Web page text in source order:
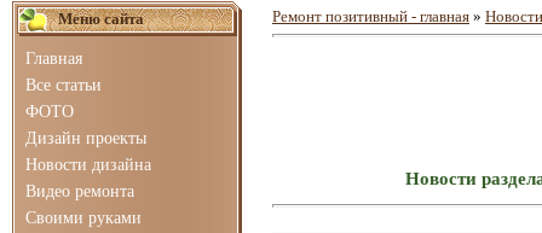
Меню сайта
Главная
Все статьи
ФОТО
Дизайн проекты
Новости дизайна
Видео ремонта
Своими руками
Ремонт позитивный - главная »
Новости